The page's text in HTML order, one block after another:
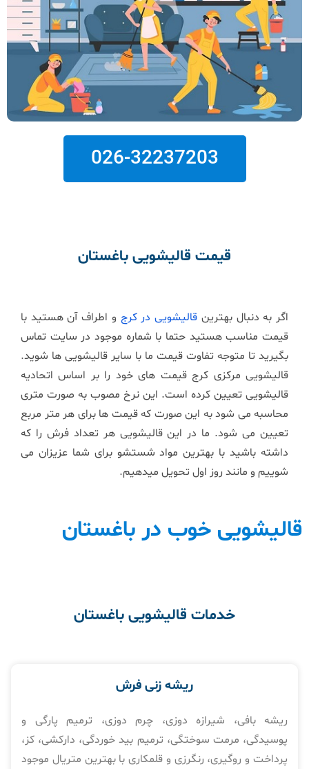
026-32237203
قیمت قالیشویی باغستان
اگر به دنبال بهترین قالیشویی در کرج و اطراف آن هستید با
قیمت مناسب هستید حتما با شماره موجود در سایت تماس
بگیرید تا متوجه تفاوت قیمت ما با سایر قالیشویی ها شوید.
قالیشویی مرکزی کرج قیمت های خود را بر اساس اتحادیه
قالیشویی تعیین کرده است. این نرخ مصوب به صورت متری
محاسبه می شود به این صورت که قیمت ها برای هر متر مربع
تعیین می شود. ما در این قالیشویی هر تعداد فرش را که
داشته باشید با بهترین مواد شستشو برای شما عزیزان می
شوییم و مانند روز اول تحویل میدهیم.
قالیشویی خوب در باغستان
خدمات قالیشویی باغستان
ریشه زنی فرش
ریشه بافی، شیرازه دوزی، چرم دوزی، ترمیم پارگی و
پوسیدگی، مرمت سوختگی، ترمیم بید خوردگی، دارکشی، کز،
پرداخت و روگیری، رنگرزی و قلمکاری با بهترین متریال موجود